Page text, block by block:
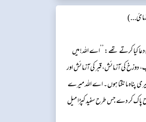
کیا کرتے تھے: ’’اے اللہ! میں
کی آزمائش، قبر کی آزمائش اور
پناه مانگتا ہوں۔ اے اللہ میرے
کر دے جس طرح سفید کپڑا میل